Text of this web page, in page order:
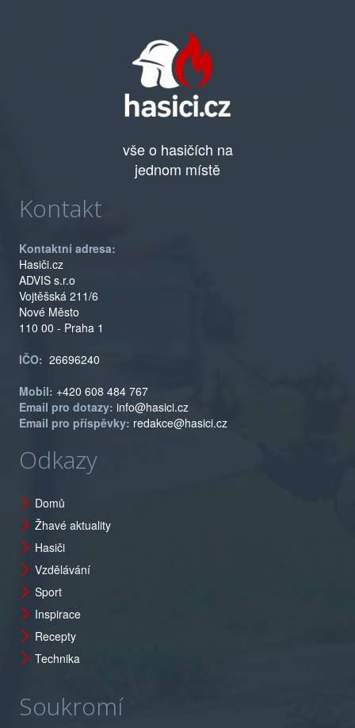
vše o hasičích na
jednom místě
Kontakt
Kontaktní adresa:
Hasiči.cz
ADVIS s.r.o
Vojtěšská 211/6
Nové Město
110 00 - Praha 1
IČO: 26696240
Mobil: +420 608 484 767
Email pro dotazy: info@hasici.cz
Email pro příspěvky: redakce@hasici.cz
Odkazy
Domů
Žhavé aktuality
Hasiči
Vzdělávání
Sport
Inspirace
Recepty
Technika
Soukromí